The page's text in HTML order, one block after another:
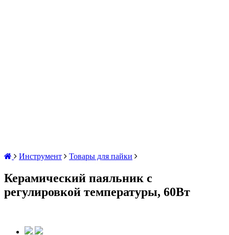
Инструмент Товары для пайки
Керамический паяльник с
регулировкой температуры, 60Вт